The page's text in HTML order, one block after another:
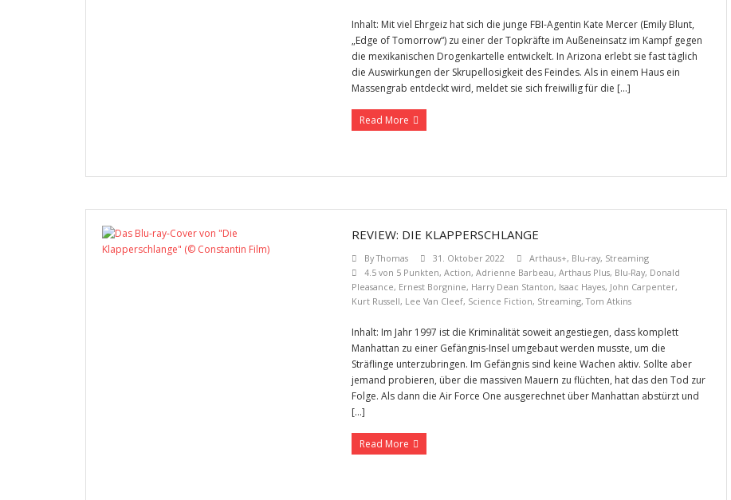
Inhalt: Mit viel Ehrgeiz hat sich die junge FBI-Agentin Kate Mercer (Emily Blunt,
„Edge of Tomorrow“) zu einer der Topkräfte im Außeneinsatz im Kampf gegen
die mexikanischen Drogenkartelle entwickelt. In Arizona erlebt sie fast täglich
die Auswirkungen der Skrupellosigkeit des Feindes. Als in einem Haus ein
Massengrab entdeckt wird, meldet sie sich freiwillig für die […]
Read More
REVIEW: DIE KLAPPERSCHLANGE
ByThomas 31. Oktober 2022 Arthaus+, Blu-ray, Streaming
4.5 von 5 Punkten,Action,Adrienne Barbeau,Arthaus Plus, Blu-Ray, Donald
Pleasance, Ernest Borgnine, Harry Dean Stanton, Isaac Hayes, John Carpenter,
Kurt Russell, Lee Van Cleef, Science Fiction, Streaming,Tom Atkins
Inhalt: Im Jahr 1997 ist die Kriminalität soweit angestiegen, dass komplett
Manhattan zu einer Gefängnis-Insel umgebaut werden musste, um die
Sträflinge unterzubringen. Im Gefängnis sind keine Wachen aktiv. Sollte aber
jemand probieren, über die massiven Mauern zu flüchten, hat das den Tod zur
Folge. Als dann die Air Force One ausgerechnet über Manhattan abstürzt und
[…]
Read More